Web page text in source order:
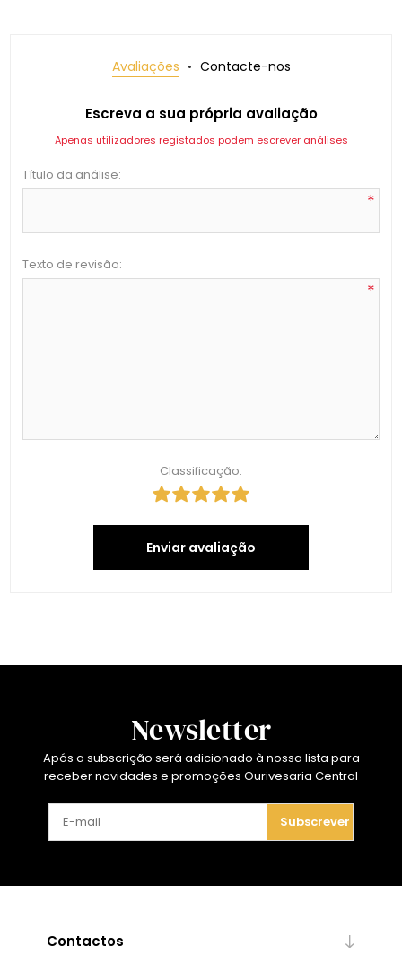
Avaliações Contacte-nos
Escreva a sua própria avaliação
Apenas utilizadores registados podem escrever análises
Título da análise:
*
Texto de revisão:
*
Classificação:
Enviar avaliação
Newsletter
Após a subscrição será adicionado à nossa lista para
receber novidades e promoções Ourivesaria Central
Subscrever
Contactos